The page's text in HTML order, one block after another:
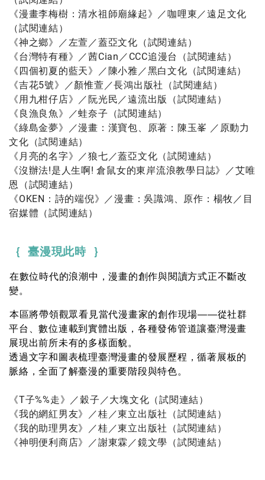
《漫畫李梅樹：清水祖師廟緣起》／咖哩東／遠足文化
（試閱連結）
《神之鄉》／左萱／蓋亞文化（試閱連結）
《台灣特有種》／茜Cian／CCC追漫台（試閱連結）
《四個初夏的藍天》／陳小雅／黑白文化（試閱連結）
《吉花5號》／顏惟萱／長鴻出版社（試閱連結）
《用九柑仔店》／阮光民／遠流出版（試閱連結）
《良漁良魚》／蛙奈子（試閱連結）
《綠島金夢》／漫畫：漢寶包、原著：陳玉峯 ／原動力
文化（試閱連結）
《月亮的名字》／狼七／蓋亞文化（試閱連結）
《沒辦法!是人生啊! 倉鼠女的東岸流浪教學日誌》／艾唯
恩（試閱連結）
《OKEN：詩的端倪》／漫畫：吳識鴻、原作：楊牧／目
宿媒體（試閱連結）
｛ 臺漫現此時 ｝
在數位時代的浪潮中，漫畫的創作與閱讀方式正不斷改
變。
本區將帶領觀眾看見當代漫畫家的創作現場——從社群
平台、數位連載到實體出版，各種發佈管道讓臺灣漫畫
展現出前所未有的多樣面貌。
透過文字和圖表梳理臺灣漫畫的發展歷程，循著展板的
脈絡，全面了解臺漫的重要階段與特色。
《T子%%走》／穀子／大塊文化（試閱連結）
《我的網紅男友》／桂／東立出版社（試閱連結）
《我的助理男友》／桂／東立出版社（試閱連結）
《神明便利商店》／謝東霖／鏡文學（試閱連結）